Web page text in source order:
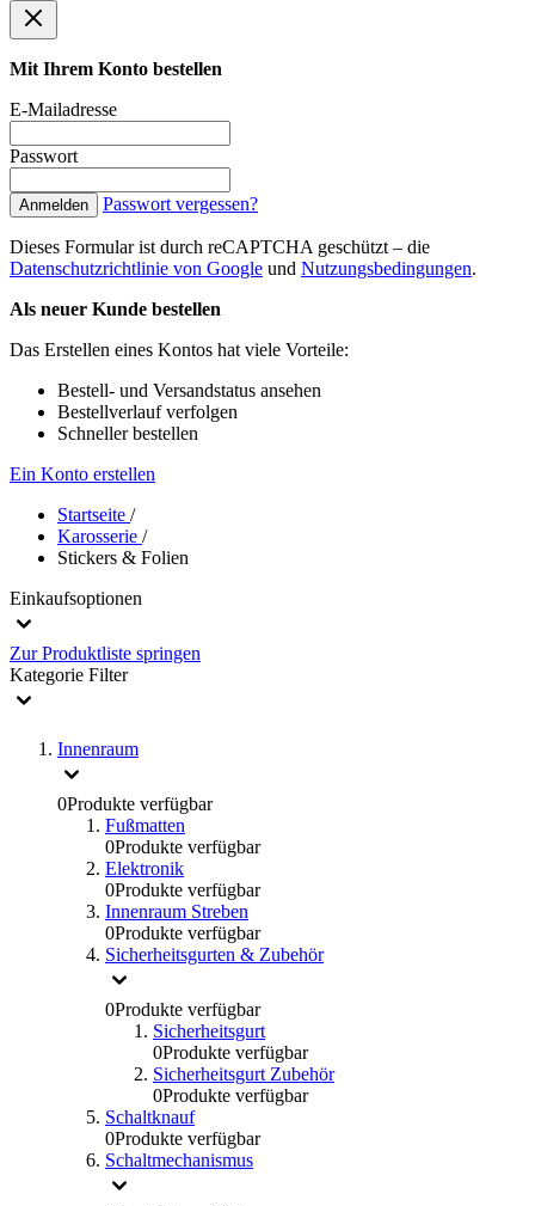
Mit Ihrem Konto bestellen
E-Mailadresse
Passwort
Anmelden Passwort vergessen?
Dieses Formular ist durch reCAPTCHA geschützt – die
Datenschutzrichtlinie von Google und Nutzungsbedingungen.
Als neuer Kunde bestellen
Das Erstellen eines Kontos hat viele Vorteile:
Bestell- und Versandstatus ansehen
Bestellverlauf verfolgen
Schneller bestellen
Ein Konto erstellen
Startseite /
Karosserie /
Stickers & Folien
Einkaufsoptionen
Zur Produktliste springen
Kategorie Filter
Innenraum
0Produkte verfügbar
Fußmatten
0Produkte verfügbar
Elektronik
0Produkte verfügbar
Innenraum Streben
0Produkte verfügbar
Sicherheitsgurten & Zubehör
0Produkte verfügbar
Sicherheitsgurt
0Produkte verfügbar
Sicherheitsgurt Zubehör
0Produkte verfügbar
Schaltknauf
0Produkte verfügbar
Schaltmechanismus